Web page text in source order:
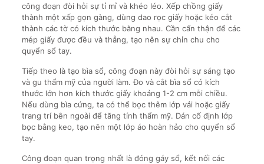
công đoạn đòi hỏi sự tỉ mỉ và khéo léo. Xếp chồng giấy
thành một xấp gọn gàng, dùng dao rọc giấy hoặc kéo cắt
thành các tờ có kích thước bằng nhau. Cần cẩn thận để các
mép giấy được đều và thẳng, tạo nên sự chỉn chu cho
quyển sổ tay.
Tiếp theo là tạo bìa sổ, công đoạn này đòi hỏi sự sáng tạo
và gu thẩm mỹ của người làm. Đo và cắt bìa sổ có kích
thước lớn hơn kích thước giấy khoảng 1-2 cm mỗi chiều.
Nếu dùng bìa cứng, ta có thể bọc thêm lớp vải hoặc giấy
trang trí bên ngoài để tăng tính thẩm mỹ. Dán cố định lớp
bọc bằng keo, tạo nên một lớp áo hoàn hảo cho quyển sổ
tay.
Công đoạn quan trọng nhất là đóng gáy sổ, kết nối các